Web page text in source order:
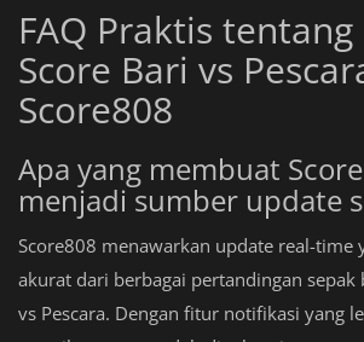
FAQ Praktis tentang
Score Bari vs
Score808
Apa yang membuat
menjadi sumber update
Score808 menawarkan update real-time
akurat dari berbagai pertandingan sepak
vs Pescara. Dengan fitur notifikasi yang